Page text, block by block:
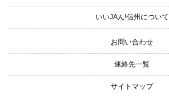
いいJAん!信州について
お問い合わせ
連絡先一覧
サイトマップ